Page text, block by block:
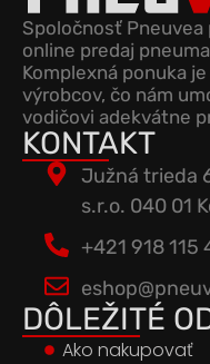
Spoločnosť Pneuvea
online predaj
Komplexná ponuka
výrobcov, čo nám
vodičovi adekvátne
KONTAKT
Južná trieda
s.r.o. 040 01
+421 918 115
DÔLEŽITÉ
Ako nakupovať